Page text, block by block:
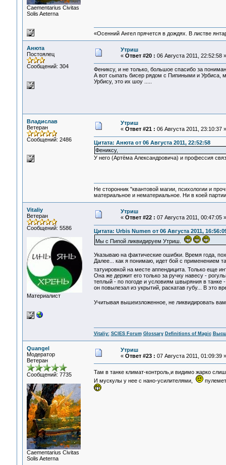
Сaementarius Civitas
Solis Aeterna
«Осенний Ангел прячется в дождях. В листве
Анюта
Постоялец
Сообщений: 304
Утриш
« Ответ #20 : 06 Августа 2011, 22:52:58 »
Фениксу, и не только, большое спасибо за
А вот сыпать бисер рядом с Пипиными и Урбиса,
Урбису, это их шоу .....
Владислав
Ветеран
Сообщений: 2486
Утриш
« Ответ #21 : 06 Августа 2011, 23:10:37 »
Цитата: Анюта от 06 Августа 2011, 22:52:58
Фениксу,
У него (Артёма Александровича) и профессия
Не сторонник "квантовой магии, психологии и
материальное и нематериальное. Ни в коей
Vitaliy
Ветеран
Сообщений: 5586
Материалист
Утриш
« Ответ #22 : 07 Августа 2011, 00:47:05 »
Цитата: Urbis Numen от 06 Августа 2011,
Мы с Пипой ликвидируем Утриш.
Указываю на фактические ошибки. Время года,
Далее... как я понимаю, идет бой с применением
татуировкой на месте аппендицита. Только еще
Она же держит его только за ручку навесу -
теплый - по погоде и условиям швыряния в танке
он повылезал из укрытий, раскатав губу... В это
Учитывая вышеизложенное, не ликвидировать
Vitaliy: SCIES Forum Glossary Definitions of Magic
Quangel
Модератор
Ветеран
Сообщений: 7735
Сaementarius Civitas
Solis Aeterna
Утриш
« Ответ #23 : 07 Августа 2011, 01:09:39 »
Там в танке климат-контроль,и видимо жарко
И мускулы у нее с нано-усилителями,